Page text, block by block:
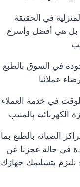
في الحقيقة
بل هي أفضل وأسرع
في السوق بالطبع
عملائنا
في خدمة العملاء
بالمنيب
الصيانة بالطبع بما
في حالة عجزنا عن
نلتزم بتسليمك جهازك